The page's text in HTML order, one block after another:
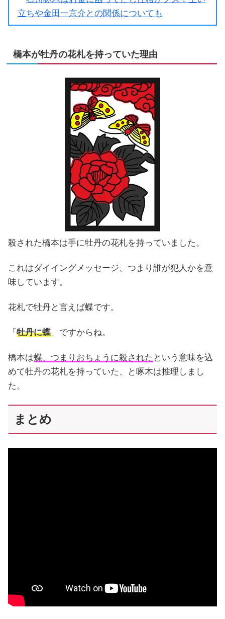
立ちや金田一京介との関係についても
橋本が牡丹の花札を持っていた理由
殺された橋本は手に牡丹の花札を持っていました。
これはダイイングメッセージ、つまり誰が犯人かを意
味しています。
花札で牡丹と言えば蝶です。
「 牡丹に蝶 」ですからね。
橋本は蝶、つまりおちょうに殺された という意味を込
めて牡丹の花札を持っていた、と啄木は推理しまし
た。
まとめ